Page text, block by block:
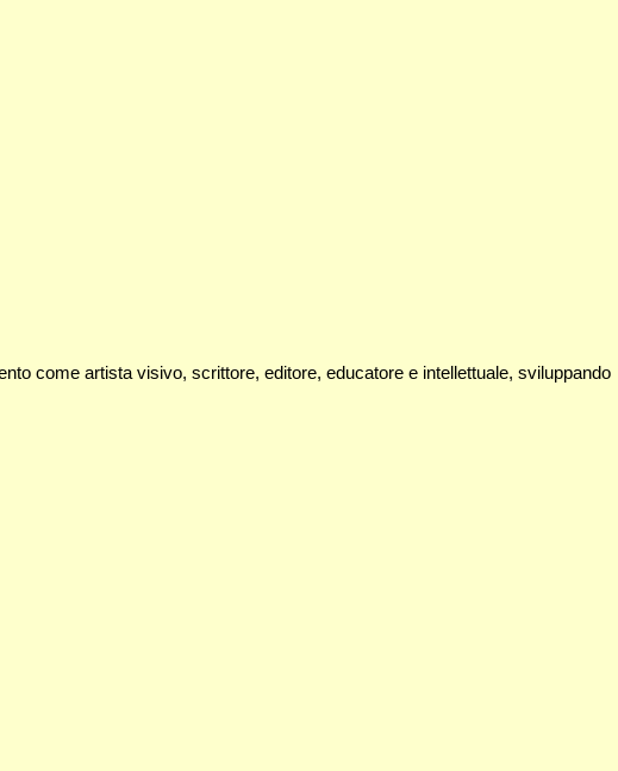
come artista visivo, scrittore, editore, educatore e intellettuale, sviluppando